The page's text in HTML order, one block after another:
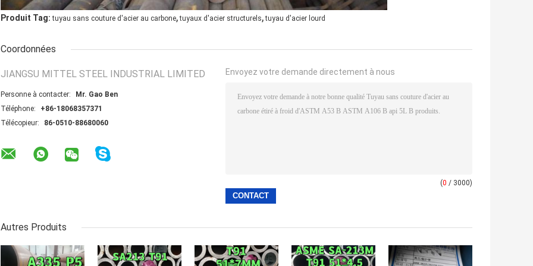
Produit Tag: tuyau sans couture d'acier au carbone, tuyaux d'acier structurels, tuyau d'acier lourd
Coordonnées
JIANGSU MITTEL STEEL INDUSTRIAL LIMITED
Personne à contacter:
Mr. Gao Ben
Téléphone:
+86-18068357371
Télécopieur:
86-0510-88680060
Envoyez votre demande directement à nous
(0 / 3000)
Autres Produits